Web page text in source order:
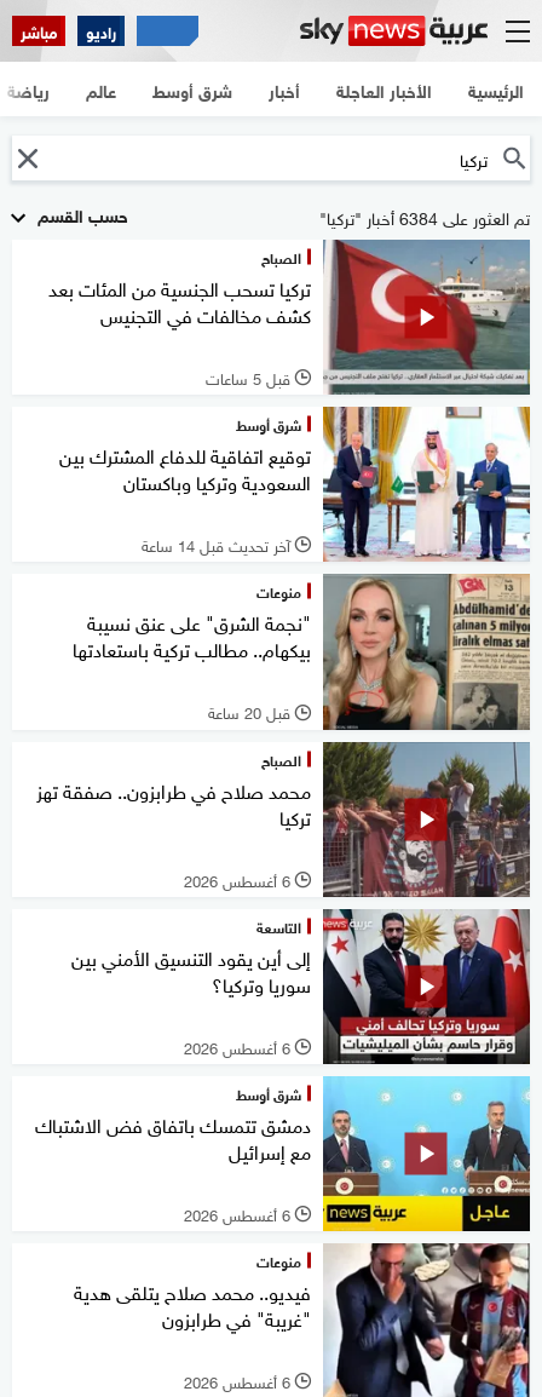
راديو مباشر
الرئيسية الأخبار العاجلة أخبار شرق أوسط عالم رياضة
حسب القسم تم العثور على 6384 أخبار "تركيا"
الصباح
تركيا تسحب الجنسية من المئات بعد
كشف مخالفات في التجنيس
l قبل 5 ساعات
شرق أوسط
توقيع اتفاقية للدفاع المشترك بين
السعودية وتركيا وباكستان
l آخر تحديث قبل 14 ساعة
منوعات
"نجمة الشرق" على عنق نسيبة
بيكهام.. مطالب تركية باستعادتها
l قبل 20 ساعة
الصباح
محمد صلاح في طرابزون.. صفقة تهز
تركيا
l 6 أغسطس 2026
التاسعة
إلى أين يقود التنسيق الأمني بين
سوريا وتركيا؟
l 6 أغسطس 2026
شرق أوسط
دمشق تتمسك باتفاق فض الاشتباك
مع إسرائيل
l 6 أغسطس 2026
منوعات
فيديو.. محمد صلاح يتلقى هدية
"غريبة" في طرابزون
l 6 أغسطس 2026